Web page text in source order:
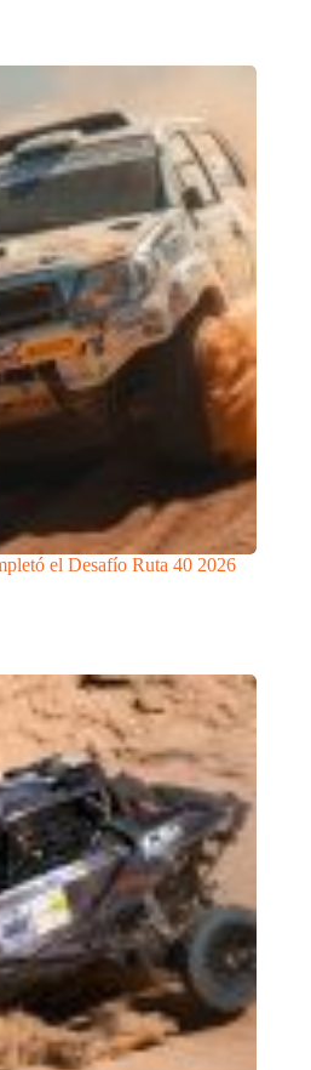
el Desafío Ruta 40 2026